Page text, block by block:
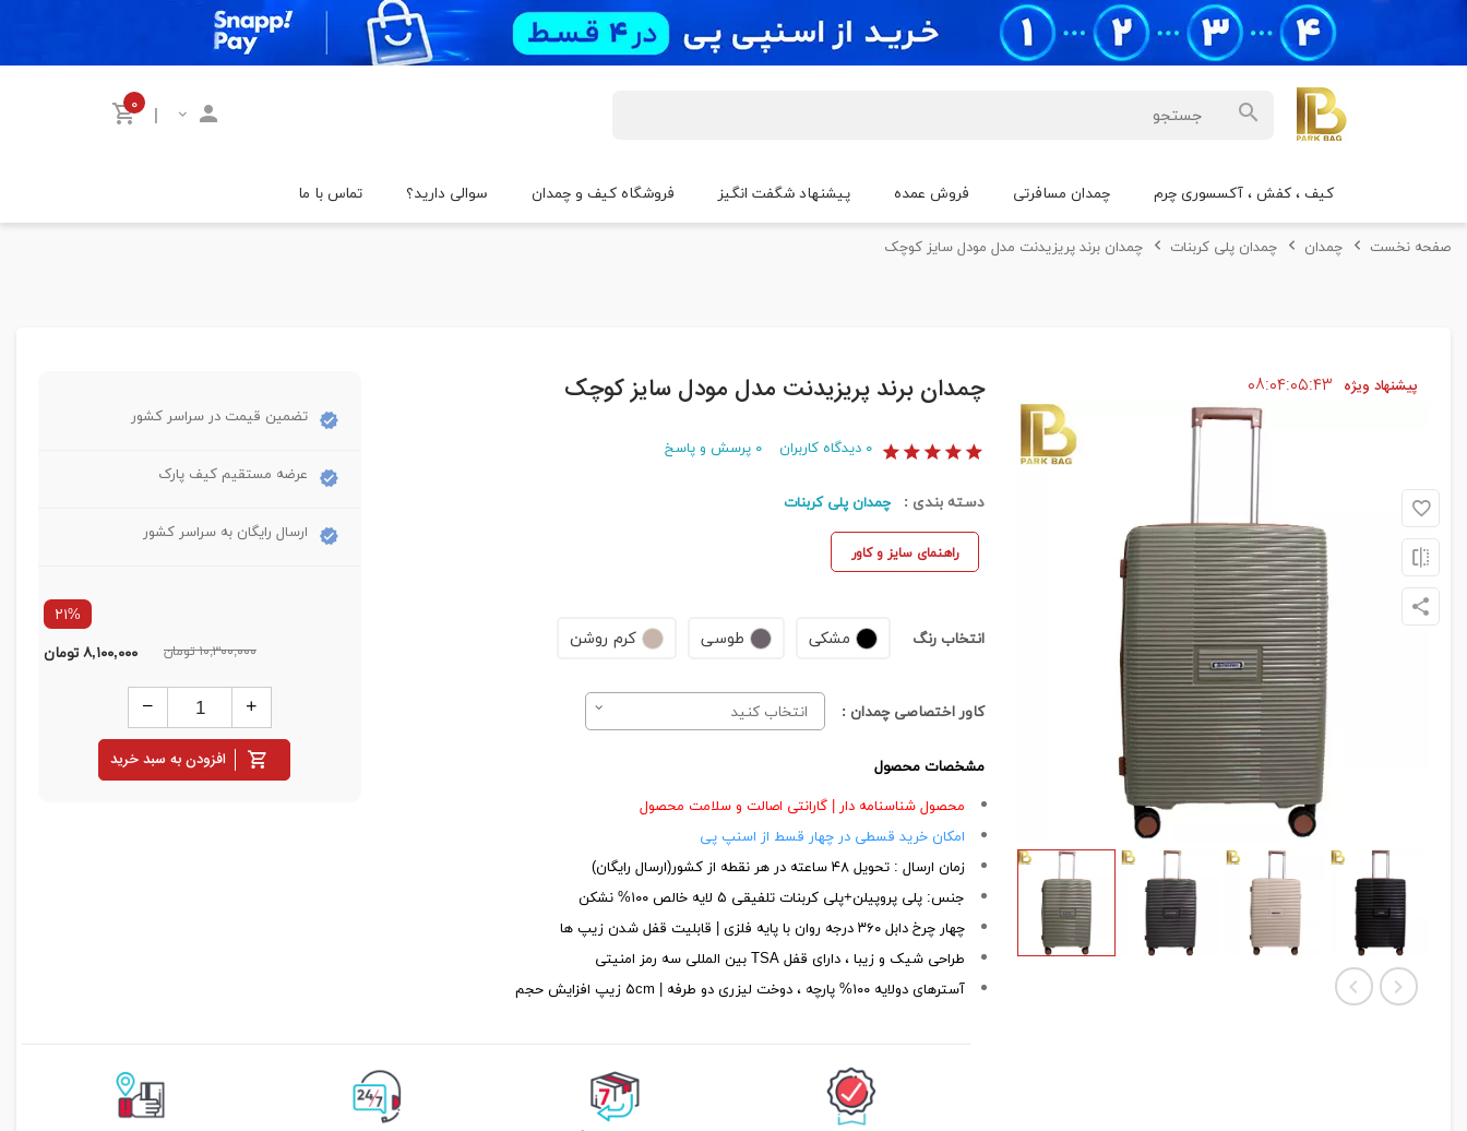
| ۰
کیف ، کفش ، آکسسوری چرم چمدان مسافرتی فروش عمده پیشنهاد شگفت انگیز فروشگاه کیف و چمدان سوالی دارید؟ تماس با ما
صفحه نخست چمدان چمدان پلی کربنات چمدان برند پریزیدنت مدل مودل سایز کوچک
پیشنهاد ویژه ۰۸۰۴۰۵۴۲ چمدان برند پریزیدنت مدل مودل سایز کوچک
۰ دیدگاه کاربران ۰ پرسش و پاسخ
دسته بندی : چمدان پلی کربنات
راهنمای سایز و کاور
انتخاب رنگ مشکی طوسی کرم روشن
کاور اختصاصی چمدان : انتخاب کنید
مشخصات محصول
محصول شناسنامه دار | گارانتی اصالت و سلامت محصول
امکان خرید قسطی در چهار قسط از اسنپ پی
زمان ارسال : تحویل ۴۸ ساعته در هر نقطه از کشور(ارسال رایگان)
جنس: پلی پروپیلن+پلی کربنات تلفیقی ۵ لایه خالص ۱۰۰% نشکن
چهار چرخ دابل ۳۶۰ درجه روان با پایه فلزی | قابلیت قفل شدن زیپ ها
طراحی شیک و زیبا ، دارای قفل TSA بین المللی سه رمز امنیتی
آسترهای دولایه ۱۰۰% پارچه ، دوخت لیزری دو طرفه | ۵cm زیپ افزایش حجم
تضمین قیمت در سراسر کشور
عرضه مستقیم کیف پارک
ارسال رایگان به سراسر کشور
۲۱%
۱۰,۳۰۰,۰۰۰ تومان ۸,۱۰۰,۰۰۰تومان
افزودن به سبد خرید